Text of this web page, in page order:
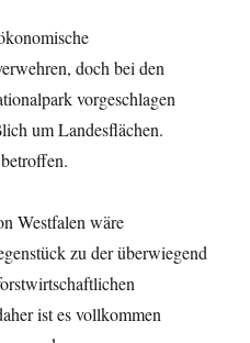
doch bei den
vorgeschlagen
um Landesflächen.
Westfalen wäre
zu der überwiegend
ist es vollkommen